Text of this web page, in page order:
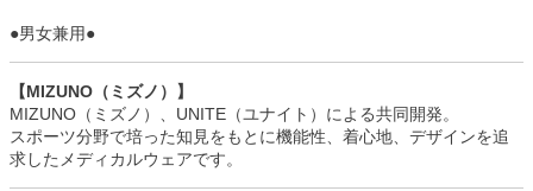
●男女兼用●
【MIZUNO（ミズノ）】
MIZUNO（ミズノ）、UNITE（ユナイト）による共同開発。
スポーツ分野で培った知見をもとに機能性、着心地、デザインを追
求したメディカルウェアです。